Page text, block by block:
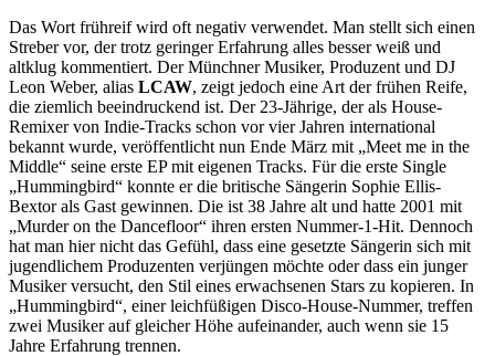
Das Wort frühreif wird oft negativ verwendet. Man stellt sich einen
Streber vor, der trotz geringer Erfahrung alles besser weiß und
altklug kommentiert. Der Münchner Musiker, Produzent und DJ
Leon Weber, alias LCAW, zeigt jedoch eine Art der frühen Reife,
die ziemlich beeindruckend ist. Der 23-Jährige, der als House-
Remixer von Indie-Tracks schon vor vier Jahren international
bekannt wurde, veröffentlicht nun Ende März mit „Meet me in the
Middle“ seine erste EP mit eigenen Tracks. Für die erste Single
„Hummingbird“ konnte er die britische Sängerin Sophie Ellis-
Bextor als Gast gewinnen. Die ist 38 Jahre alt und hatte 2001 mit
„Murder on the Dancefloor“ ihren ersten Nummer-1-Hit. Dennoch
hat man hier nicht das Gefühl, dass eine gesetzte Sängerin sich mit
jugendlichem Produzenten verjüngen möchte oder dass ein junger
Musiker versucht, den Stil eines erwachsenen Stars zu kopieren. In
„Hummingbird“, einer leichfüßigen Disco-House-Nummer, treffen
zwei Musiker auf gleicher Höhe aufeinander, auch wenn sie 15
Jahre Erfahrung trennen.